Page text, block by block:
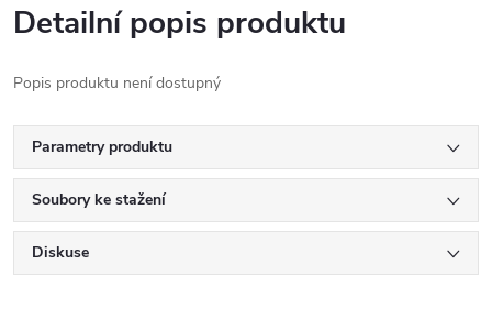
Detailní popis produktu
Popis produktu není dostupný
Parametry produktu
Soubory ke stažení
Diskuse